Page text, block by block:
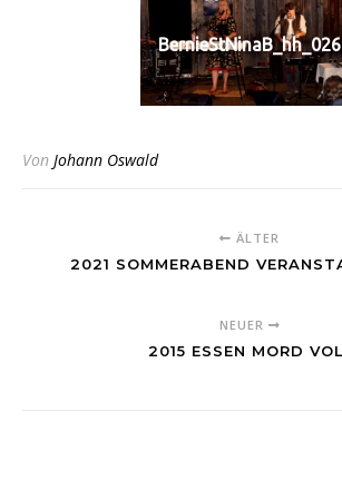
BernieStNinaB_hh_026
Von Johann Oswald
ÄLTER
2021 SOMMERABEND
NEUER
2015 ESSEN MORD